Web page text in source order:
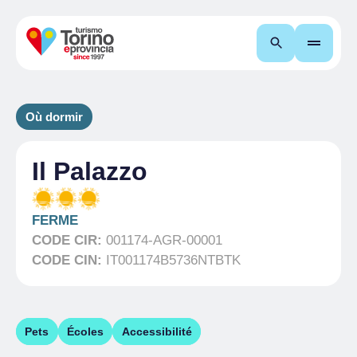
Recherche
Où dormir
Il Palazzo
FERME
CODE CIR: 001174-AGR-00001
CODE CIN: IT001174B5736NTBTK
Pets Écoles Accessibilité